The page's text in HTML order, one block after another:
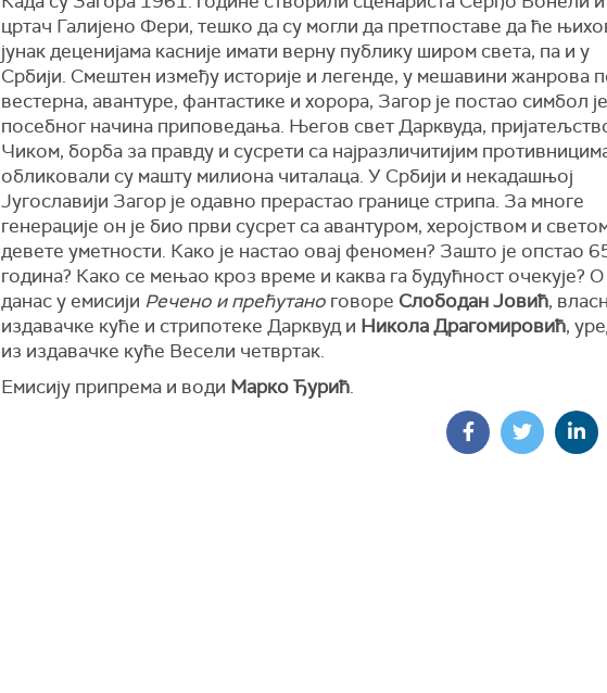
цртач Галијено Фери, тешко да су могли да претпоставе да ће
јунак деценијама касније имати верну публику широм света, па и у
Србији. Смештен између историје и легенде, у мешавини жанрова
вестерна, авантуре, фантастике и хорора, Загор је постао симбол
посебног начина приповедања. Његов свет Дарквуда,
Чиком, борба за правду и сусрети са најразличитијим
обликовали су машту милиона читалаца. У Србији и некадашњој
Југославији Загор је одавно прерастао границе стрипа. За многе
генерације он је био први сусрет са авантуром, херојством и
девете уметности. Како је настао овај феномен? Зашто је опстао
година? Како се мењао кроз време и каква га будућност очекује?
данас у емисији Речено и прећутано говоре Слободан Јовић,
издавачке куће и стрипотеке Дарквуд и Никола Драгомировић,
из издавачке куће Весели четвртак.
Емисију припрема и води Марко Ђурић.